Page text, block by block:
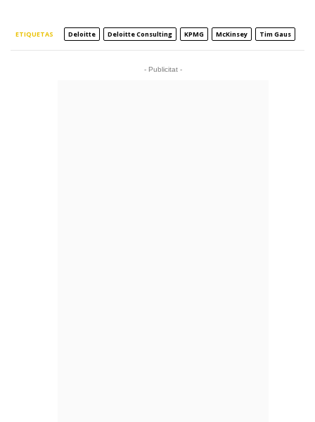
ETIQUETAS Deloitte Deloitte Consulting KPMG McKinsey Tim Gaus
- Publicitat -